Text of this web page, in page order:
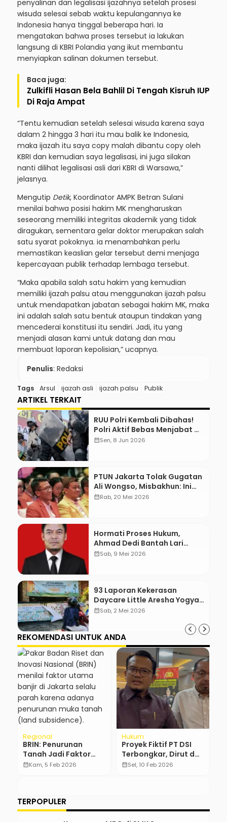
penyalinan dan legalisasi ijazahnya setelah prosesi
wisuda selesai sebab waktu kepulangannya ke
Indonesia hanya tinggal beberapa hari. Ia
mengatakan bahwa proses tersebut ia lakukan
langsung di KBRI Polandia yang ikut membantu
menyiapkan salinan dokumen tersebut.
Baca juga:
Zulkifli Hasan Bela Bahlil Di Tengah Kisruh IUP
Di Raja Ampat
“Tentu kemudian setelah selesai wisuda karena saya
dalam 2 hingga 3 hari itu mau balik ke Indonesia,
maka ijazah itu saya copy malah dibantu copy oleh
KBRI dan kemudian saya legalisasi, ini juga silakan
nanti dilihat legalisasi asli dari KBRI di Warsawa,”
jelasnya.
Mengutip Detik, Koordinator AMPK Betran Sulani
menilai bahwa posisi hakim MK mengharuskan
seseorang memiliki integritas akademik yang tidak
diragukan, sementara gelar doktor merupakan salah
satu syarat pokoknya. ia menambahkan perlu
memastikan keaslian gelar tersebut demi menjaga
kepercayaan publik terhadap lembaga tersebut.
“Maka apabila salah satu hakim yang kemudian
memiliki ijazah palsu atau menggunakan ijazah palsu
untuk mendapatkan jabatan sebagai hakim MK, maka
ini adalah salah satu bentuk ataupun tindakan yang
mencederai konstitusi itu sendiri. Jadi, itu yang
menjadi alasan kami untuk datang dan mau
membuat laporan kepolisian,” ucapnya.
Penulis: Redaksi
Tags Arsul ijazah asli ijazah palsu Publik
ARTIKEL TERKAIT
RUU Polri Kembali Dibahas!
Polri Aktif Bebas Menjabat Di
Manapun
calendar_monthSen, 8 Jun 2026
PTUN Jakarta Tolak Gugatan
Ali Wongso, Misbakhun: Ini
hadiah Ulang Tahun Ke-66
calendar_monthRab, 20 Mei 2026
Hormati Proses Hukum,
Ahmad Dedi Bantah Lari
karena Dugaan Terlibat Suap
calendar_monthSab, 9 Mei 2026
93 Laporan Kekerasan
Daycare Little Aresha Yogya,
17 Pengasuh Terlibat
calendar_monthSab, 2 Mei 2026
REKOMENDASI UNTUK ANDA
Regional
BRIN: Penurunan
Tanah Jadi Faktor
Utama Banjir Jakarta,
calendar_monthKam, 5 Feb 2026
Hukum
Proyek Fiktif PT DSI
Terbongkar, Dirut dan
Komisaris Resmi
calendar_monthSel, 10 Feb 2026
TERPOPULER